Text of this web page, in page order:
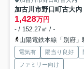
加古川市野口町古大
1,428万円
- / 152.27㎡ / -
山陽電鉄本線「別府
電気有 陽当り良好
ファミリー向け